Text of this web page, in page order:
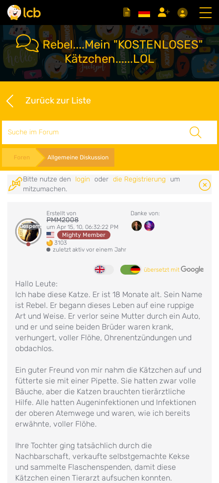
Rebel....Mein "KOSTENLOSES"
Kätzchen......LOL
Zurück zur Liste
Foren Allgemeine Diskussion
Bitte nutze den login oder die Registrierung
um
mitzumachen.
Gesperrt
Erstellt von
PMM2008
um Apr 15, 10, 06:32:22 PM
Mighty Member
3103
zuletzt aktiv vor einem Jahr
Danke von:
übersetzt mit
Hallo Leute:
Ich habe diese Katze. Er ist 18 Monate alt. Sein Name
ist Rebel. Er begann dieses Leben auf eine ruppige
Art und Weise. Er verlor seine Mutter durch ein Auto,
und er und seine beiden Brüder waren krank,
verhungert, voller Flöhe, Ohrenentzündungen und
obdachlos.
Ein guter Freund von mir nahm die Kätzchen auf und
fütterte sie mit einer Pipette. Sie hatten zwar volle
Bäuche, aber die Katzen brauchten tierärztliche
Hilfe. Alle hatten Augeninfektionen und Infektionen
der oberen Atemwege und waren, wie ich bereits
erwähnte, voller Flöhe.
Ihre Tochter ging tatsächlich durch die
Nachbarschaft, verkaufte selbstgemachte Kekse
und sammelte Flaschenspenden, damit diese
Kätzchen einen Tierarzt aufsuchen konnten.